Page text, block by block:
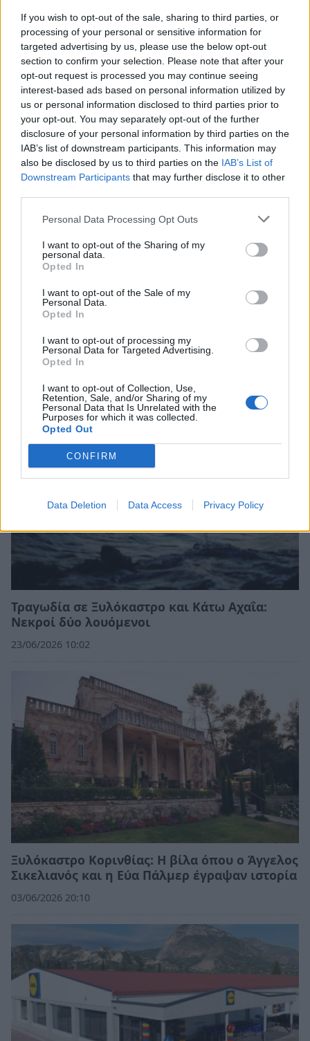
If you wish to opt-out of the sale, sharing to third parties, or
processing of your personal or sensitive information for
targeted advertising by us, please use the below opt-out
section to confirm your selection. Please note that after your
opt-out request is processed you may continue seeing
interest-based ads based on personal information utilized by
us or personal information disclosed to third parties prior to
your opt-out. You may separately opt-out of the further
disclosure of your personal information by third parties on the
IAB’s list of downstream participants. This information may
also be disclosed by us to third parties on the IAB’s List of
Downstream Participants that may further disclose it to other
Personal Data Processing Opt Outs
I want to opt-out of the Sharing of my
personal data.
Opted In
I want to opt-out of the Sale of my
Personal Data.
Opted In
I want to opt-out of processing my
Personal Data for Targeted Advertising.
Opted In
I want to opt-out of Collection, Use,
Retention, Sale, and/or Sharing of my
Personal Data that Is Unrelated with the
Purposes for which it was collected.
Opted Out
CONFIRM
Data Deletion Data Access Privacy Policy
Σχετικά Άρθρα
Τραγωδία σε Ξυλόκαστρο και Κάτω Αχαΐα:
Νεκροί δύο λουόμενοι
23/06/2026 10:02
Ξυλόκαστρο Κορινθίας: Η βίλα όπου ο Άγγελος
Σικελιανός και η Εύα Πάλμερ έγραψαν ιστορία
03/06/2026 20:10